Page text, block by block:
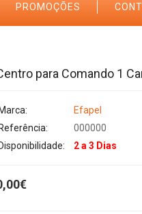
PROMOÇÕES
para Comando 1
Marca:
Efapel
Referência:
000000
Disponibilidade:
2 a 3 Dias